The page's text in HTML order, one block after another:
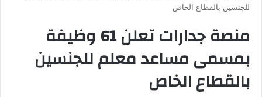
للجنسين بالقطاع الخاص
منصة جدارات تعلن 61 وظيفة
بمسمى مساعد معلم للجنسين
بالقطاع الخاص